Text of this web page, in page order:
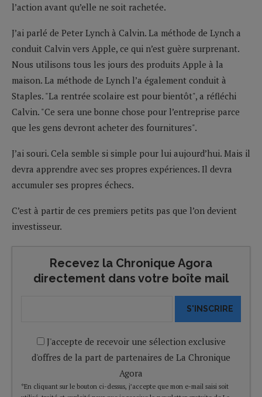
l’action avant qu’elle ne soit rachetée.
J’ai parlé de Peter Lynch à Calvin. La méthode de Lynch a
conduit Calvin vers Apple, ce qui n’est guère surprenant.
Nous utilisons tous les jours des produits Apple à la
maison. La méthode de Lynch l’a également conduit à
Staples. "La rentrée scolaire est pour bientôt", a réfléchi
Calvin. "Ce sera une bonne chose pour l’entreprise parce
que les gens devront acheter des fournitures".
J’ai souri. Cela semble si simple pour lui aujourd’hui. Mais il
devra apprendre avec ses propres expériences. Il devra
accumuler ses propres échecs.
C’est à partir de ces premiers petits pas que l’on devient
investisseur.
Recevez la Chronique Agora
directement dans votre boîte mail
S'INSCRIRE
J'accepte de recevoir une sélection exclusive
d'offres de la part de partenaires de La Chronique
Agora
*En cliquant sur le bouton ci-dessus, j’accepte que mon e-mail saisi soit